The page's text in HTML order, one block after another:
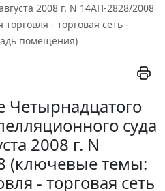
2008 г. N 14АП-2828/2008
- торговая сеть -
помещения)
Четырнадцатого
суда
2008 г. N
(ключевые темы:
- торговая сеть